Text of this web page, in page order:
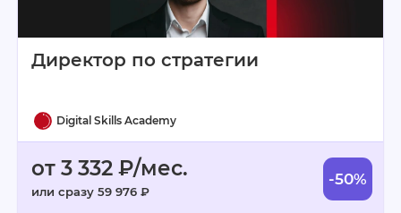
Директор по стратегии
Digital Skills Academy
от 3 332 ₽/мес.
или сразу 59 976 ₽
-50%